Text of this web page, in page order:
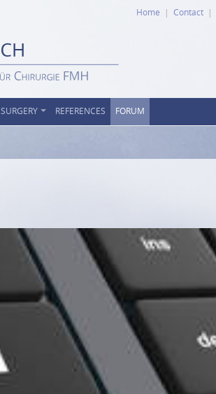
Home Contact
SURGERY REFERENCES FORUM